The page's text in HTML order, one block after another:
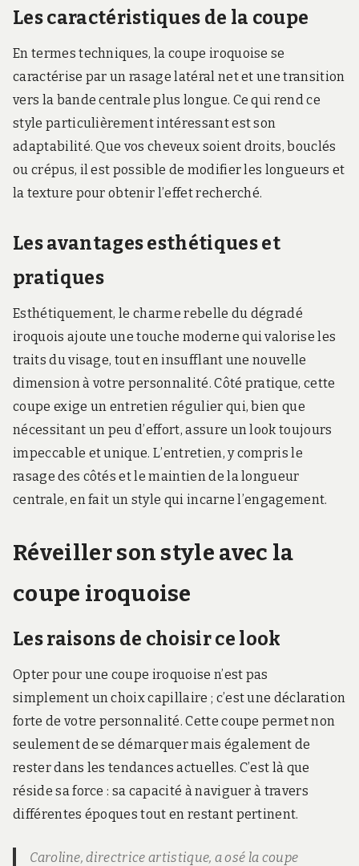
Les caractéristiques de la coupe
En termes techniques, la coupe iroquoise se
caractérise par un rasage latéral net et une transition
vers la bande centrale plus longue. Ce qui rend ce
style particulièrement intéressant est son
adaptabilité. Que vos cheveux soient droits, bouclés
ou crépus, il est possible de modifier les longueurs et
la texture pour obtenir l’effet recherché.
Les avantages esthétiques et
pratiques
Esthétiquement, le charme rebelle du dégradé
iroquois ajoute une touche moderne qui valorise les
traits du visage, tout en insufflant une nouvelle
dimension à votre personnalité. Côté pratique, cette
coupe exige un entretien régulier qui, bien que
nécessitant un peu d’effort, assure un look toujours
impeccable et unique. L’entretien, y compris le
rasage des côtés et le maintien de la longueur
centrale, en fait un style qui incarne l’engagement.
Réveiller son style avec la
coupe iroquoise
Les raisons de choisir ce look
Opter pour une coupe iroquoise n’est pas
simplement un choix capillaire ; c’est une déclaration
forte de votre personnalité. Cette coupe permet non
seulement de se démarquer mais également de
rester dans les tendances actuelles. C’est là que
réside sa force : sa capacité à naviguer à travers
différentes époques tout en restant pertinent.
Caroline, directrice artistique, a osé la coupe